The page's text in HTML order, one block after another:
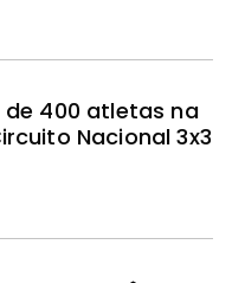
de 400 atletas na
Nacional 3x3